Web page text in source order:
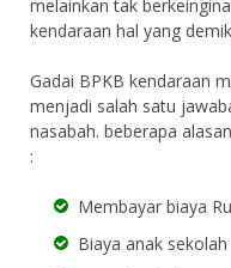
melainkan tak
kendaraan hal yang
Gadai BPKB kendaraan
menjadi salah satu
nasabah. beberapa
:
Membayar biaya
Biaya anak sekolah